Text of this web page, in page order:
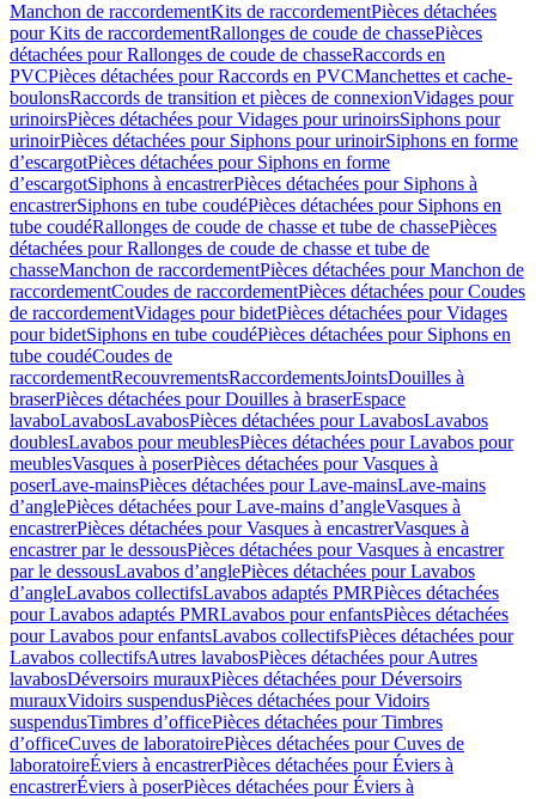
Manchon de raccordementKits de raccordementPièces détachées
pour Kits de raccordementRallonges de coude de chassePièces
détachées pour Rallonges de coude de chasseRaccords en
PVCPièces détachées pour Raccords en PVCManchettes et cache-
boulonsRaccords de transition et pièces de connexionVidages pour
urinoirsPièces détachées pour Vidages pour urinoirsSiphons pour
urinoirPièces détachées pour Siphons pour urinoirSiphons en forme
d’escargotPièces détachées pour Siphons en forme
d’escargotSiphons à encastrerPièces détachées pour Siphons à
encastrerSiphons en tube coudéPièces détachées pour Siphons en
tube coudéRallonges de coude de chasse et tube de chassePièces
détachées pour Rallonges de coude de chasse et tube de
chasseManchon de raccordementPièces détachées pour Manchon de
raccordementCoudes de raccordementPièces détachées pour Coudes
de raccordementVidages pour bidetPièces détachées pour Vidages
pour bidetSiphons en tube coudéPièces détachées pour Siphons en
tube coudéCoudes de
raccordementRecouvrementsRaccordementsJointsDouilles à
braserPièces détachées pour Douilles à braserEspace
lavaboLavabosLavabosPièces détachées pour LavabosLavabos
doublesLavabos pour meublesPièces détachées pour Lavabos pour
meublesVasques à poserPièces détachées pour Vasques à
poserLave-mainsPièces détachées pour Lave-mainsLave-mains
d’anglePièces détachées pour Lave-mains d’angleVasques à
encastrerPièces détachées pour Vasques à encastrerVasques à
encastrer par le dessousPièces détachées pour Vasques à encastrer
par le dessousLavabos d’anglePièces détachées pour Lavabos
d’angleLavabos collectifsLavabos adaptés PMRPièces détachées
pour Lavabos adaptés PMRLavabos pour enfantsPièces détachées
pour Lavabos pour enfantsLavabos collectifsPièces détachées pour
Lavabos collectifsAutres lavabosPièces détachées pour Autres
lavabosDéversoirs murauxPièces détachées pour Déversoirs
murauxVidoirs suspendusPièces détachées pour Vidoirs
suspendusTimbres dʼofficePièces détachées pour Timbres
dʼofficeCuves de laboratoirePièces détachées pour Cuves de
laboratoireÉviers à encastrerPièces détachées pour Éviers à
encastrerÉviers à poserPièces détachées pour Éviers à